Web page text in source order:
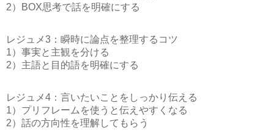
2）BOX思考で話を明確にする
レジュメ3：瞬時に論点を整理するコツ
1）事実と主観を分ける
2）主語と目的語を明確にする
レジュメ4：言いたいことをしっかり伝える
1）プリフレームを使うと伝えやすくなる
2）話の方向性を理解してもらう